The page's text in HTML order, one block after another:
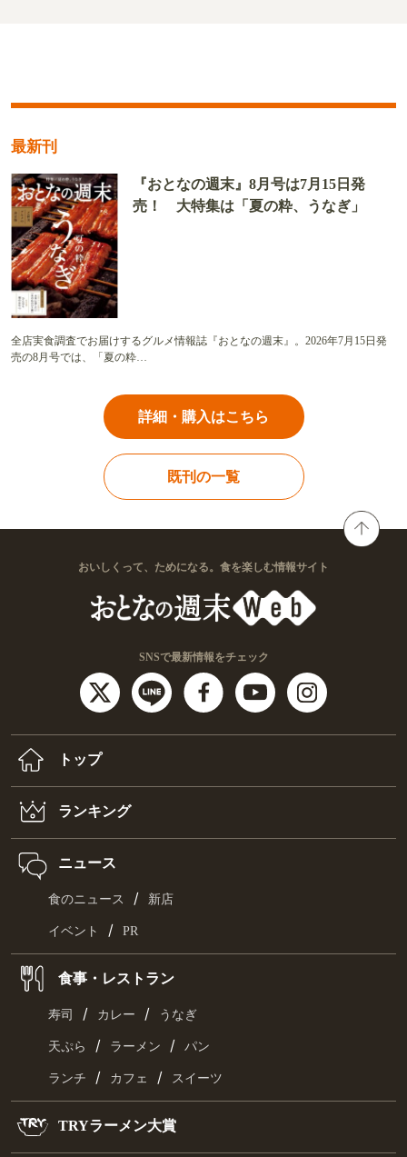
最新刊
『おとなの週末』8月号は7月15日発
売！ 大特集は「夏の粋、うなぎ」
全店実食調査でお届けするグルメ情報誌『おとなの週末』。2026年7月15日発
売の8月号では、「夏の粋…
詳細・購入はこちら
既刊の一覧
おいしくって、ためになる。食を楽しむ情報サイト
SNSで最新情報をチェック
トップ
ランキング
ニュース
食のニュース / 新店
イベント / PR
食事・レストラン
寿司 / カレー / うなぎ
天ぷら / ラーメン / パン
ランチ / カフェ / スイーツ
TRYラーメン大賞